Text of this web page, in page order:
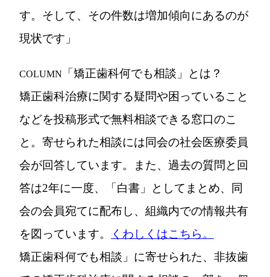
す。そして、その件数は増加傾向にあるのが
現状です」
COLUMN
「矯正歯科何でも相談」とは？
矯正歯科治療に関する疑問や困っていること
などを投稿形式で無料相談できる窓口のこ
と。寄せられた相談には同会の社会医療委員
会が回答しています。また、過去の質問と回
答は2年に一度、「白書」としてまとめ、同
会の会員宛てに配布し、組織内での情報共有
を図っています。
くわしくはこちら。
矯正歯科何でも相談」に寄せられた、非抜歯